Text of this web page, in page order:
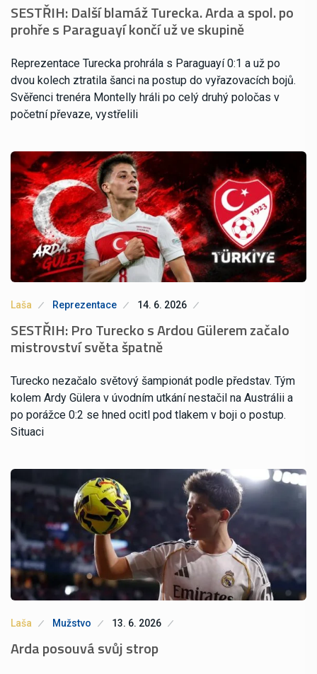
SESTŘIH: Další blamáž Turecka. Arda a spol. po
prohře s Paraguayí končí už ve skupině
Reprezentace Turecka prohrála s Paraguayí 0:1 a už po
dvou kolech ztratila šanci na postup do vyřazovacích bojů.
Svěřenci trenéra Montelly hráli po celý druhý poločas v
početní převaze, vystřelili
Laša Reprezentace 14. 6. 2026
SESTŘIH: Pro Turecko s Ardou Gülerem začalo
mistrovství světa špatně
Turecko nezačalo světový šampionát podle představ. Tým
kolem Ardy Gülera v úvodním utkání nestačil na Austrálii a
po porážce 0:2 se hned ocitl pod tlakem v boji o postup.
Situaci
Laša Mužstvo 13. 6. 2026
Arda posouvá svůj strop